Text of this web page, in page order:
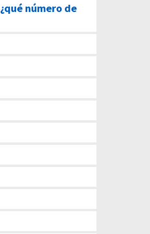
¿qué número de